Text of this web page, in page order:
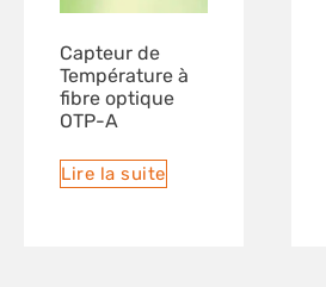
Capteur de
Température à
fibre optique
OTP-A
Lire la suite